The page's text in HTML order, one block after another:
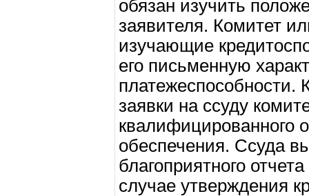
обязан изучить
заявителя. Комитет
изучающие
его письменную
платежеспособности.
заявки на ссуду
квалифицированного
обеспечения. Ссуда
благоприятного
случае утверждения